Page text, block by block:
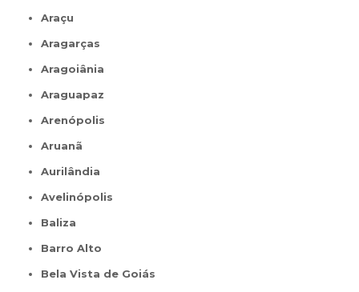
Araçu
Aragarças
Aragoiânia
Araguapaz
Arenópolis
Aruanã
Aurilândia
Avelinópolis
Baliza
Barro Alto
Bela Vista de Goiás